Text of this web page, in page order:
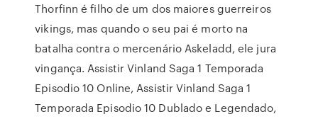
Thorfinn é filho de um dos maiores guerreiros
vikings, mas quando o seu pai é morto na
batalha contra o mercenário Askeladd, ele jura
vingança. Assistir Vinland Saga 1 Temporada
Episodio 10 Online, Assistir Vinland Saga 1
Temporada Episodio 10 Dublado e Legendado,